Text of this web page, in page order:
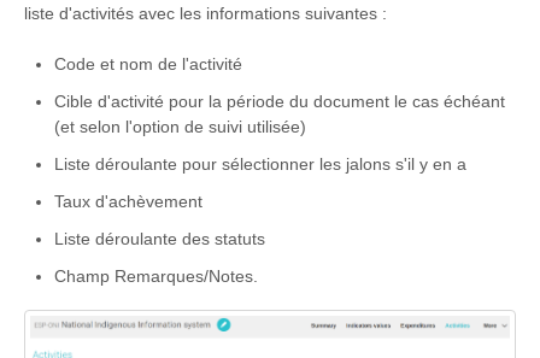
liste d'activités avec les informations suivantes :
Code et nom de l'activité
Cible d'activité pour la période du document le cas échéant
(et selon l'option de suivi utilisée)
Liste déroulante pour sélectionner les jalons s'il y en a
Taux d'achèvement
Liste déroulante des statuts
Champ Remarques/Notes.